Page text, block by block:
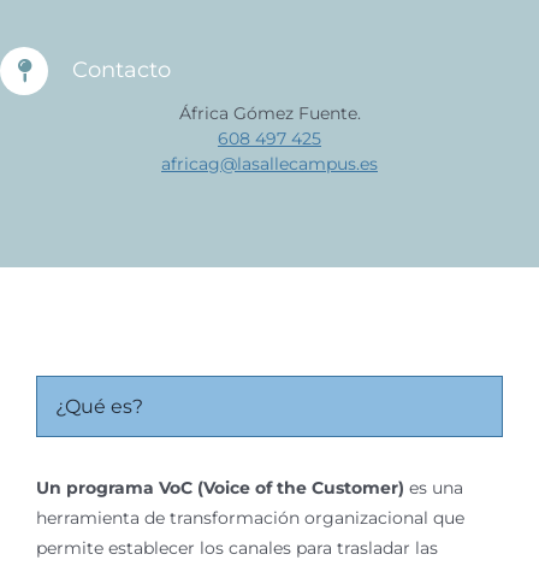
Contacto
África Gómez Fuente.
608 497 425
africag@lasallecampus.es
¿Qué es?
Un programa VoC (Voice of the Customer) es una
herramienta de transformación organizacional que
permite establecer los canales para trasladar las